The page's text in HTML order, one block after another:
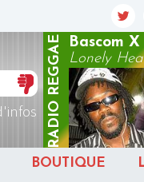
RADIO
REGGAE
Bascom X
Lonely
BOUTIQUE